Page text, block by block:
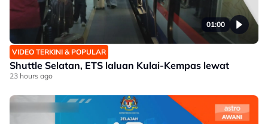
01:00
VIDEO TERKINI & POPULAR
Shuttle Selatan, ETS laluan Kulai-Kempas lewat
23 hours ago